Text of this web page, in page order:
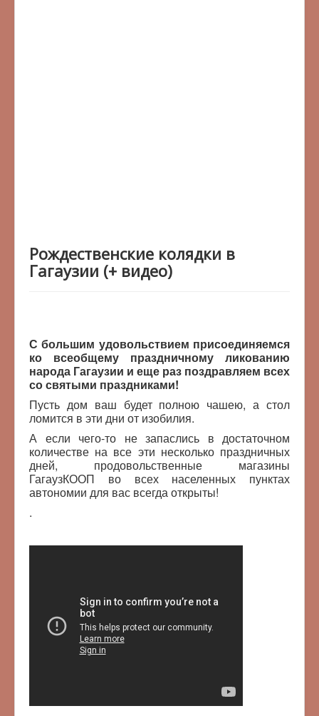
Рождественские колядки в
Гагаузии (+ видео)
С большим удовольствием присоединяемся
ко всеобщему праздничному ликованию
народа Гагаузии и еще раз поздравляем всех
со святыми праздниками!
Пусть дом ваш будет полною чашею, а стол
ломится в эти дни от изобилия.
А если чего-то не запаслись в достаточном
количестве на все эти несколько праздничных
дней, продовольственные магазины
ГагаузКООП во всех населенных пунктах
автономии для вас всегда открыты!
.